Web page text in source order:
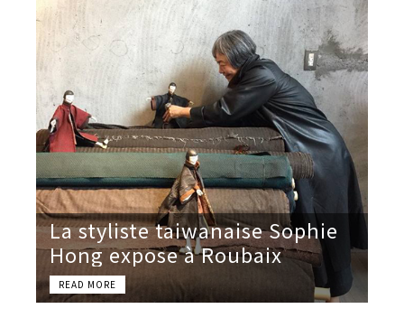
La styliste taiwanaise Sophie
Hong expose à Roubaix